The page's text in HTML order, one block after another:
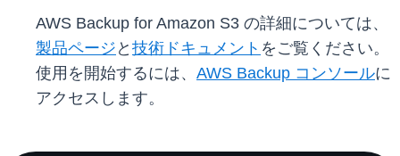
AWS Backup for Amazon S3 の詳細については、
製品ページ と 技術ドキュメント をご覧ください。
使用を開始するには、 AWS Backup コンソールに
アクセスします。